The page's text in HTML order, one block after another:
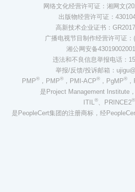
网络文化经营许可证：湘网文
出版物经营许可证：
高新技术企业证书：
广播电视节目制作经营许可证
湘公网安备
违法和不良信息举报电话：
举报/反馈/投诉邮箱：
PMP®，PMP®，PMI-ACP®，PgMP®，
是Project Management Institute
ITIL®、PRINCE2®
是PeopleCert集团的注册商标，经